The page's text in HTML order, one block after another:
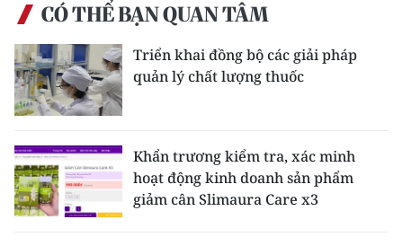
CÓ THỂ BẠN QUAN TÂM
Triển khai đồng bộ các giải pháp
quản lý chất lượng thuốc
Khẩn trương kiểm tra, xác minh
hoạt động kinh doanh sản phẩm
giảm cân Slimaura Care x3